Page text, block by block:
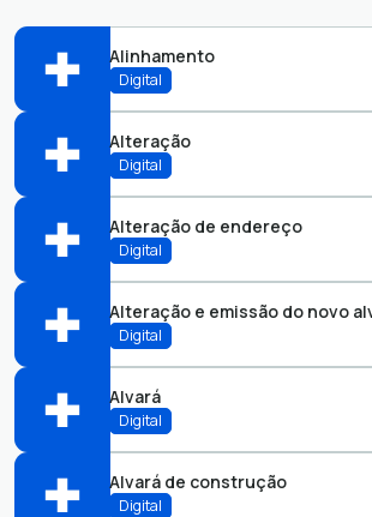
Alinhamento
Digital
Abrir online > Via protocolo 1Doc
Alteração
Digital
Abrir online > Via protocolo 1Doc
Alteração de endereço
Digital
Abrir online > Via protocolo 1Doc
Alteração e emissão do novo
Digital
Abrir online > Via protocolo 1Doc
Alvará
Digital
Abrir online > Via protocolo 1Doc
Alvará de construção
Digital